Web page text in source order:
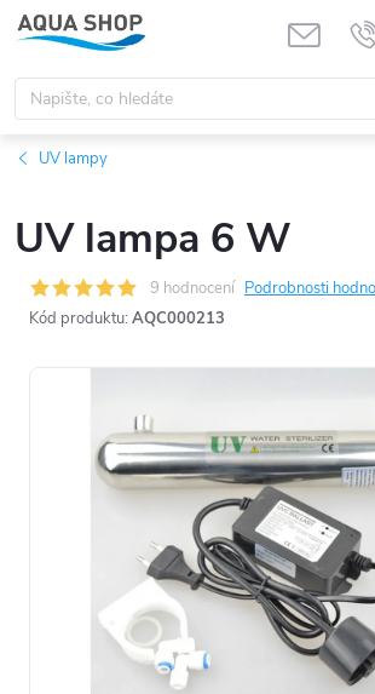
Přejít
na
obsah
UV lampy
UV lampa 6 W
9 hodnocení Podrobnosti
Kód produktu: AQC000213